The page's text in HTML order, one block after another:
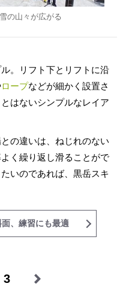
の山々が広がる
。リフト下とリフトに沿
ロープなどが細かく設置さ
はないシンプルなレイア
の違いは、ねじれのない
く繰り返し滑ることがで
いのであれば、黒岳スキ
、練習にも最適
3